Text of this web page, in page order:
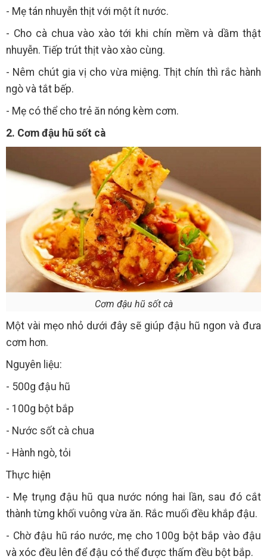
- Mẹ tán nhuyễn thịt với một ít nước.
- Cho cà chua vào xào tới khi chín mềm và dầm thật
nhuyễn. Tiếp trút thịt vào xào cùng.
- Nêm chút gia vị cho vừa miệng. Thịt chín thì rắc hành
ngò và tắt bếp.
- Mẹ có thể cho trẻ ăn nóng kèm cơm.
2. Cơm đậu hũ sốt cà
Cơm đậu hũ sốt cà
Một vài mẹo nhỏ dưới đây sẽ giúp đậu hũ ngon và đưa
cơm hơn.
Nguyên liệu:
- 500g đậu hũ
- 100g bột bắp
- Nước sốt cà chua
- Hành ngò, tỏi
Thực hiện
- Mẹ trụng đậu hũ qua nước nóng hai lần, sau đó cắt
thành từng khối vuông vừa ăn. Rắc muối đều khắp đậu.
- Chờ đậu hũ ráo nước, mẹ cho 100g bột bắp vào đậu
và xóc đều lên để đậu có thể được thấm đều bột bắp.